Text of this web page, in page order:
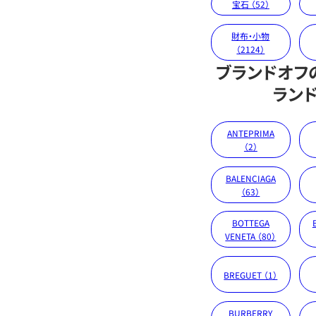
宝石 （52）
財布・小物
（2124）
ブランドオ
ラン
ANTEPRIMA
（2）
BALENCIAGA
（63）
BOTTEGA
VENETA （80）
BREGUET （1）
BURBERRY